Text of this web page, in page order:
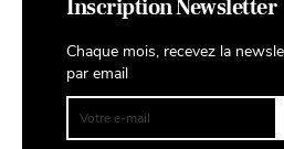
Inscription Newsletter
Chaque mois, recevez la
par email